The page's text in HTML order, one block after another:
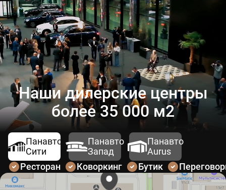
Наши дилерские центры
более 35 000 м2
Панавто
Сити
Панавто
Запад
Панавто
Aurus
Ресторан
Коворкинг Бутик